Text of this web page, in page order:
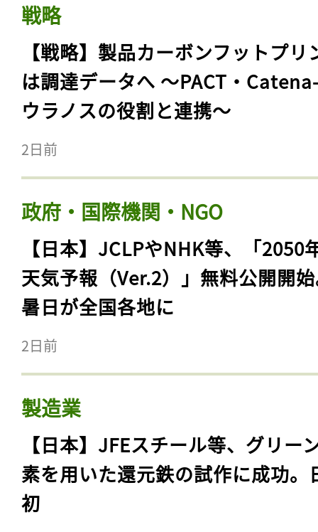
戦略
【戦略】製品カーボンフットプリ
は調達データへ 〜PACT・
ウラノスの役割と連携〜
2日前
政府・国際機関・NGO
【日本】JCLPやNHK等、「2050
天気予報（Ver.2）」無料公開開
暑日が全国各地に
2日前
製造業
【日本】JFEスチール等、グリー
素を用いた還元鉄の試作に成功。
初